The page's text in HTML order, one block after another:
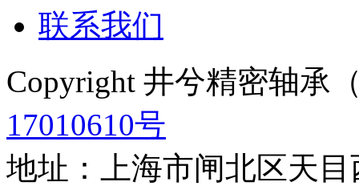
联系我们
Copyright 井兮精密轴承
17010610号
地址：上海市闸北区天